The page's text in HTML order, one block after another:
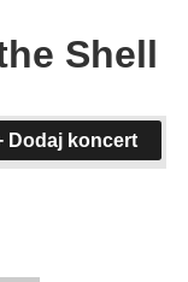
Shell
Dodaj koncert